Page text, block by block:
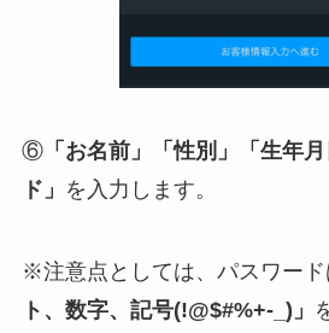
⑥「お名前」「性別」「生年
ド」 を入力します。
※注意点としては、パスワード
ト、数字、記号(!@$#%+-_)」